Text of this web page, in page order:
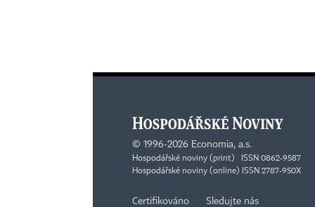
© 1996-2026 Economia, a.s.
Hospodářské noviny (print) ISSN 0862-9587
Hospodářské noviny (online) ISSN 2787-950X
Certifikováno Sledujte nás